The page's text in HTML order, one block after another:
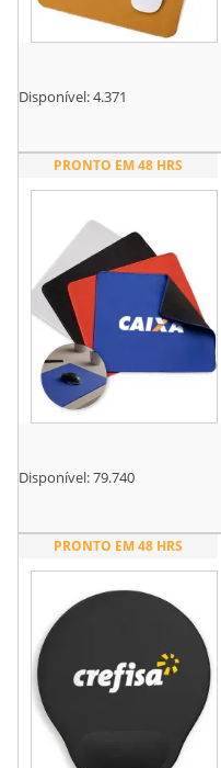
Disponível:4.371
PRONTO EM 48 HRS
Disponível:79.740
PRONTO EM 48 HRS